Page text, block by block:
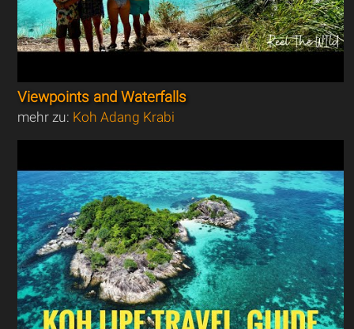
Viewpoints and Waterfalls
mehr zu: Koh Adang Krabi